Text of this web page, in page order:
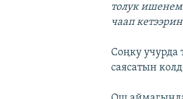
толук
чаап
Соңку учурда
саясатын